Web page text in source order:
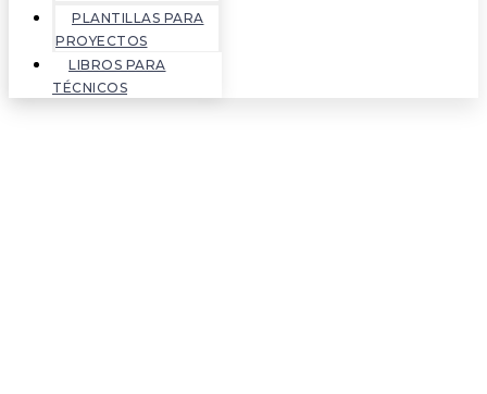
PLANTILLAS PARA
PROYECTOS
LIBROS PARA
TÉCNICOS